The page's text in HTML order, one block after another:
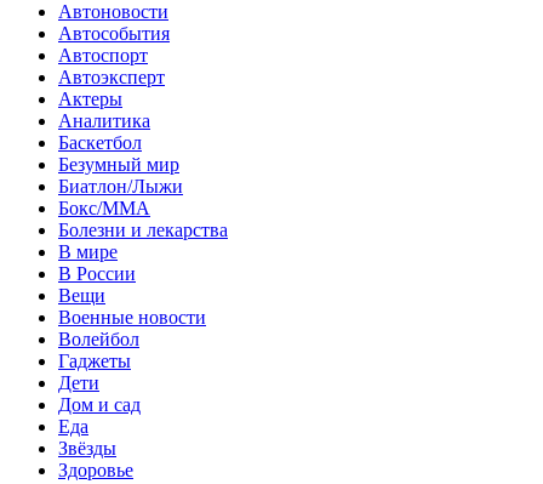
Автоновости
Автособытия
Автоспорт
Автоэксперт
Актеры
Аналитика
Баскетбол
Безумный мир
Биатлон/Лыжи
Бокс/MMA
Болезни и лекарства
В мире
В России
Вещи
Военные новости
Волейбол
Гаджеты
Дети
Дом и сад
Еда
Звёзды
Здоровье